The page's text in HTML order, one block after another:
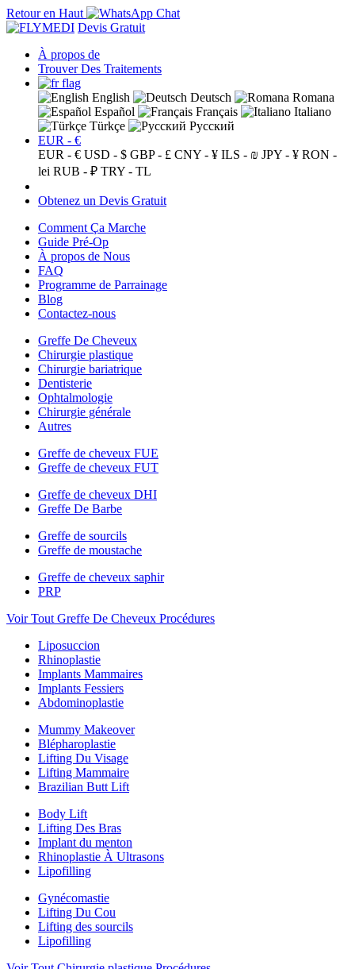
Retour en Haut
Devis Gratuit
À propos de
Trouver Des Traitements
English Deutsch
Romana
Español
Français
Italiano
Türkçe
Русский
EUR - €
EUR - € USD - $ GBP - £ CNY - ¥ ILS - ₪ JPY - ¥ RON -
lei RUB - ₽ TRY - TL
Obtenez un Devis Gratuit
Comment Ça Marche
Guide Pré-Op
À propos de Nous
FAQ
Programme de Parrainage
Blog
Contactez-nous
Greffe De Cheveux
Chirurgie plastique
Chirurgie bariatrique
Dentisterie
Ophtalmologie
Chirurgie générale
Autres
Greffe de cheveux FUE
Greffe de cheveux FUT
Greffe de cheveux DHI
Greffe De Barbe
Greffe de sourcils
Greffe de moustache
Greffe de cheveux saphir
PRP
Voir Tout Greffe De Cheveux Procédures
Liposuccion
Rhinoplastie
Implants Mammaires
Implants Fessiers
Abdominoplastie
Mummy Makeover
Blépharoplastie
Lifting Du Visage
Lifting Mammaire
Brazilian Butt Lift
Body Lift
Lifting Des Bras
Implant du menton
Rhinoplastie À Ultrasons
Lipofilling
Gynécomastie
Lifting Du Cou
Lifting des sourcils
Lipofilling